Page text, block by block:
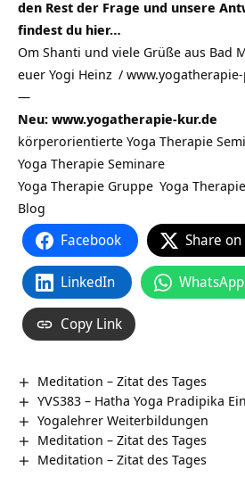
den Rest der Frage und unsere
findest du hier…
Om Shanti und viele Grüße aus Bad
euer Yogi Heinz /
—
Neu: www.yogatherapie-kur.de
körperorientierte Yoga Therapie
Yoga Therapie Seminare
Yoga Therapie Gruppe Yoga
Blog
Facebook Share on
LinkedIn WhatsApp
Copy Link
Meditation – Zitat des Tages
YVS383 – Hatha Yoga Pradipika
Yogalehrer Weiterbildungen
Meditation – Zitat des Tages
Meditation – Zitat des Tages